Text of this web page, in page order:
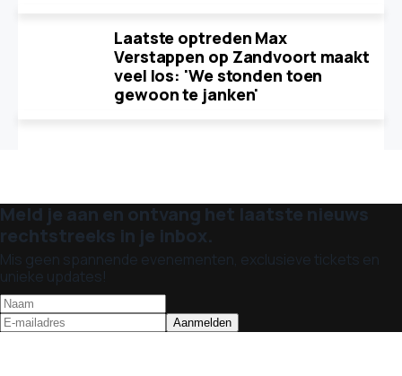
Laatste optreden Max
Verstappen op Zandvoort maakt
veel los: 'We stonden toen
gewoon te janken'
Meld je aan en ontvang het laatste nieuws
rechtstreeks in je inbox.
Mis geen spannende evenementen, exclusieve tickets en
unieke updates!